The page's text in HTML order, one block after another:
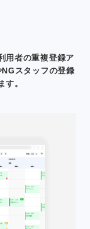
用者の重複登録ア
スタッフの登録
す。